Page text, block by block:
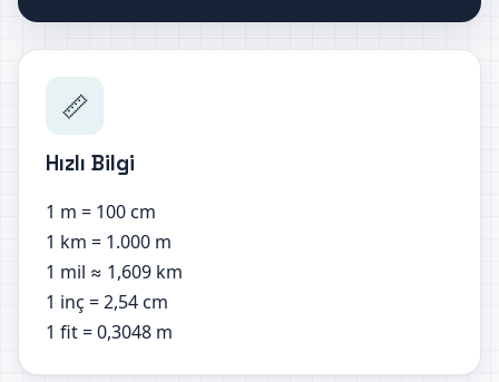
📏
Hızlı Bilgi
1 m = 100 cm
1 km = 1.000 m
1 mil ≈ 1,609 km
1 inç = 2,54 cm
1 fit = 0,3048 m